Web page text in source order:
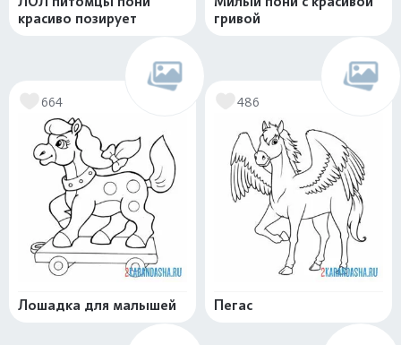
красиво позирует
гривой
664
Лошадка для малышей
486
Пегас